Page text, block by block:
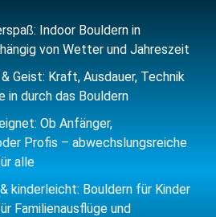
Indoor Bouldern in
von Wetter und Jahreszeit
Geist: Kraft, Ausdauer, Technik
in durch das Bouldern
Ob Anfänger,
Profis – abwechslungsreiche
alle
kinderleicht: Bouldern für Kinder
Familienausflüge und